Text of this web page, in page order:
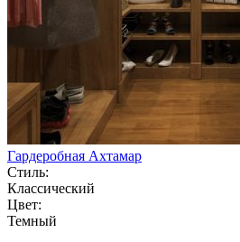
Гардеробная Ахтамар
Стиль:
Классический
Цвет:
Темный